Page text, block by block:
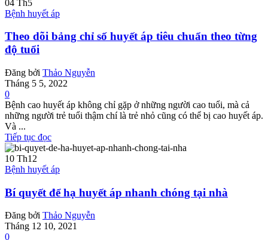
04 Th5
Bệnh huyết áp
Theo dõi bảng chỉ số huyết áp tiêu chuẩn theo từng
độ tuổi
Đăng bởi Thảo Nguyễn
Tháng 5 5, 2022
0
Bệnh cao huyết áp không chỉ gặp ở những người cao tuổi, mà cả
những người trẻ tuổi thậm chí là trẻ nhỏ cũng có thể bị cao huyết áp.
Và ...
Tiếp tục đọc
10 Th12
Bệnh huyết áp
Bí quyết để hạ huyết áp nhanh chóng tại nhà
Đăng bởi Thảo Nguyễn
Tháng 12 10, 2021
0